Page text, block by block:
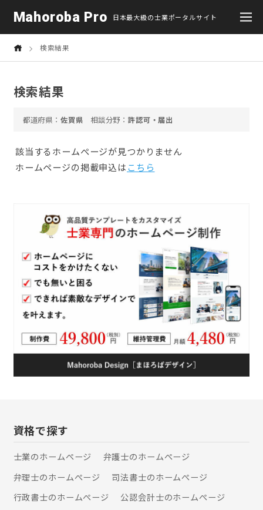
Mahoroba Pro 日本最大級の士業ポータルサイト
検索結果
検索結果
佐賀県 許認可・届出
該当するホームぺージが見つかりません
ホームページの掲載申込はこちら
資格で探す
士業のホームぺージ
弁護士のホームぺージ
弁理士のホームぺージ
司法書士のホームぺージ
行政書士のホームぺージ
公認会計士のホームぺージ